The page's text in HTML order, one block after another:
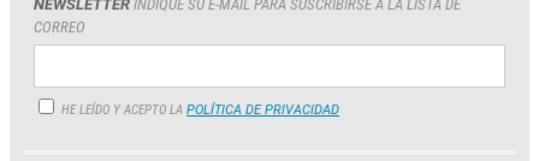
NEWSLETTER INDIQUE SU E-MAIL PARA SUSCRIBIRSE A LA LISTA DE
CORREO
HE LEÍDO Y ACEPTO LA POLÍTICA DE PRIVACIDAD